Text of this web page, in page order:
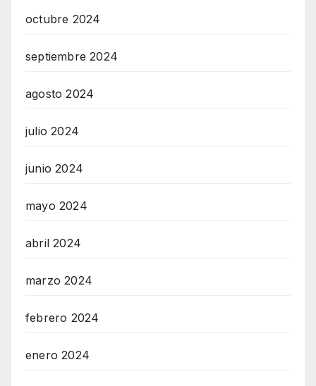
octubre 2024
septiembre 2024
agosto 2024
julio 2024
junio 2024
mayo 2024
abril 2024
marzo 2024
febrero 2024
enero 2024